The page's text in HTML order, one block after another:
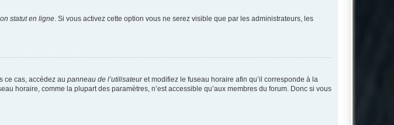
statut en ligne . Si vous activez cette option vous ne serez visible que par les administrateurs, les
ce cas, accédez au panneau de l’utilisateuret modifiez le fuseau horaire afin qu’il corresponde à la
horaire, comme la plupart des paramètres, n’est accessible qu’aux membres du forum. Donc si vous